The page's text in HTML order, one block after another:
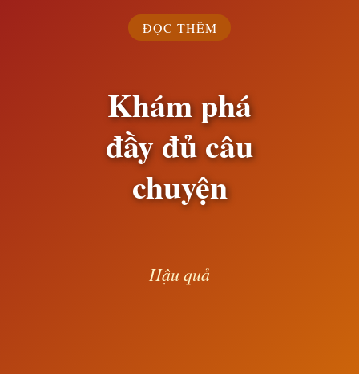
ĐỌC THÊM
Khám phá
đầy đủ câu
chuyện
Hậu quả